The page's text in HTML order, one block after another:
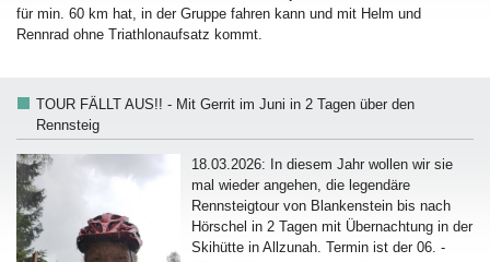
für min. 60 km hat, in der Gruppe fahren kann und mit Helm und
Rennrad ohne Triathlonaufsatz kommt.
TOUR FÄLLT AUS!! - Mit Gerrit im Juni in 2 Tagen über den
Rennsteig
18.03.2026: In diesem Jahr wollen wir sie
mal wieder angehen, die legendäre
Rennsteigtour von Blankenstein bis nach
Hörschel in 2 Tagen mit Übernachtung in der
Skihütte in Allzunah. Termin ist der 06. -